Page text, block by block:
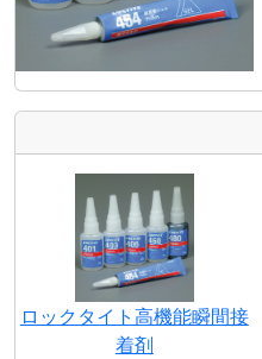
ロックタイト高機能瞬間接
着剤